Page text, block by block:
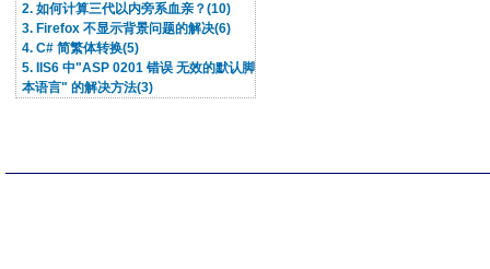
2. 如何计算三代以内旁系血亲？(10)
3. Firefox 不显示背景问题的解决(6)
4. C# 简繁体转换(5)
5. IIS6 中"ASP 0201 错误 无效的默认脚
本语言" 的解决方法(3)